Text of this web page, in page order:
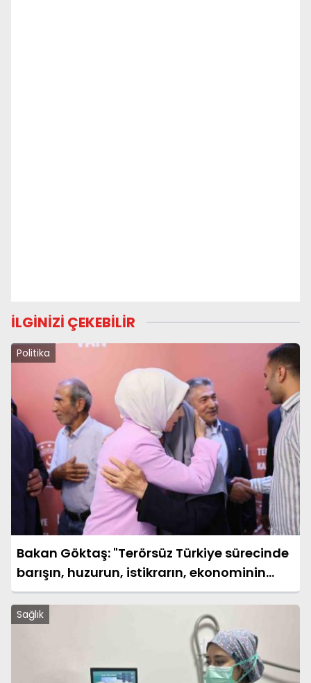
İLGİNİZİ ÇEKEBİLİR
Politika
Bakan Göktaş: "Terörsüz Türkiye sürecinde
barışın, huzurun, istikrarın, ekonominin
güçlendiği bir Türkiye kurmak istiyoruz"
Sağlık